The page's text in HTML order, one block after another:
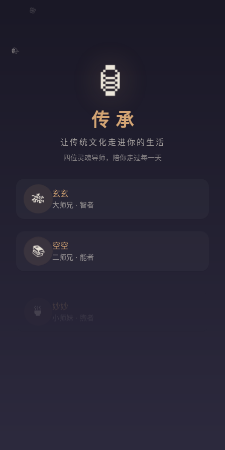
🍃
🌸
🏮
传承
让传统文化走进你的生活
四位灵魂导师，陪你走过每一天
🎋 玄玄
大师兄 · 智者
📚 空空
二师兄 · 能者
🍵 妙妙